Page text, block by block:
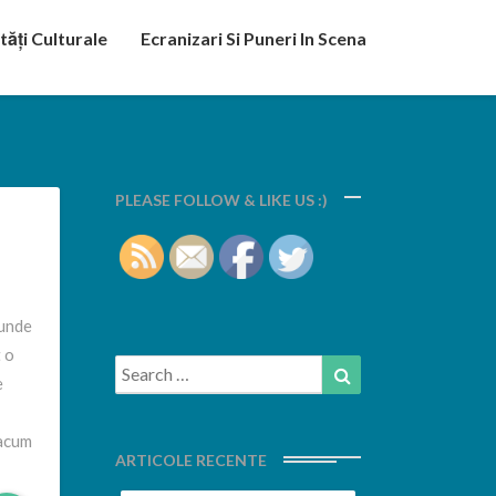
Culturale Ecranizari Si Puneri In Scena
o
PLEASE FOLLOW & LIKE US :)
Search
for:
ARTICOLE RECENTE